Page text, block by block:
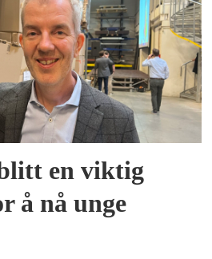
en viktig
å nå unge